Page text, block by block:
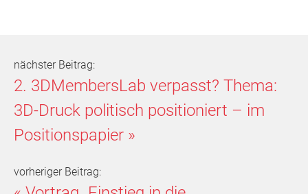
nächster Beitrag:
2. 3DMembersLab verpasst? Thema:
3D-Druck politisch positioniert – im
Positionspapier »
vorheriger Beitrag: